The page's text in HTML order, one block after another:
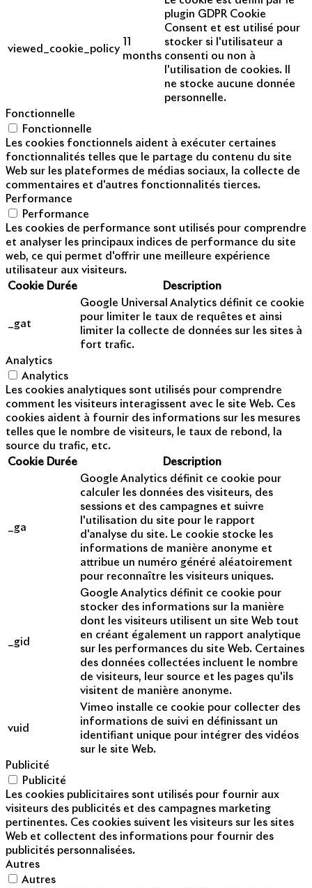
viewed_cookie_policy
months
plugin GDPR Cookie
Consent et est utilisé pour
stocker si l'utilisateur a
consenti ou non à
l'utilisation de cookies. Il
ne stocke aucune donnée
personnelle.
Fonctionnelle
Fonctionnelle
Les cookies fonctionnels aident à exécuter certaines
fonctionnalités telles que le partage du contenu du site
Web sur les plateformes de médias sociaux, la collecte de
commentaires et d'autres fonctionnalités tierces.
Performance
Performance
Les cookies de performance sont utilisés pour comprendre
et analyser les principaux indices de performance du site
web, ce qui permet d'offrir une meilleure expérience
utilisateur aux visiteurs.
Cookie Durée Description
_gat
Google Universal Analytics définit ce cookie
pour limiter le taux de requêtes et ainsi
limiter la collecte de données sur les sites à
fort trafic.
Analytics
Analytics
Les cookies analytiques sont utilisés pour comprendre
comment les visiteurs interagissent avec le site Web. Ces
cookies aident à fournir des informations sur les mesures
telles que le nombre de visiteurs, le taux de rebond, la
source du trafic, etc.
Cookie Durée Description
_ga
Google Analytics définit ce cookie pour
calculer les données des visiteurs, des
sessions et des campagnes et suivre
l'utilisation du site pour le rapport
d'analyse du site. Le cookie stocke les
informations de manière anonyme et
attribue un numéro généré aléatoirement
pour reconnaître les visiteurs uniques.
_gid
Google Analytics définit ce cookie pour
stocker des informations sur la manière
dont les visiteurs utilisent un site Web tout
en créant également un rapport analytique
sur les performances du site Web. Certaines
des données collectées incluent le nombre
de visiteurs, leur source et les pages qu'ils
visitent de manière anonyme.
vuid
Vimeo installe ce cookie pour collecter des
informations de suivi en définissant un
identifiant unique pour intégrer des vidéos
sur le site Web.
Publicité
Publicité
Les cookies publicitaires sont utilisés pour fournir aux
visiteurs des publicités et des campagnes marketing
pertinentes. Ces cookies suivent les visiteurs sur les sites
Web et collectent des informations pour fournir des
publicités personnalisées.
Autres
Autres